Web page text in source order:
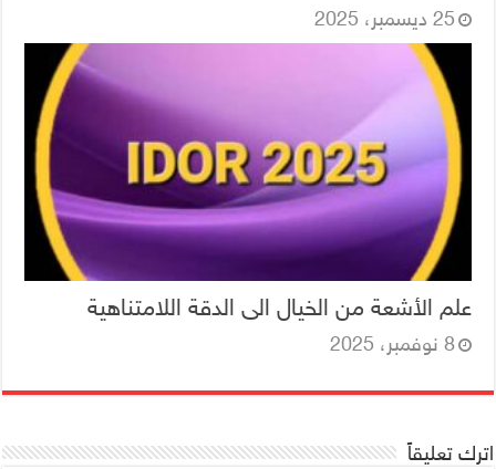
25 ديسمبر، 2025
علم الأشعة من الخيال الى الدقة اللامتناهية
8 نوفمبر، 2025
اترك تعليقاً